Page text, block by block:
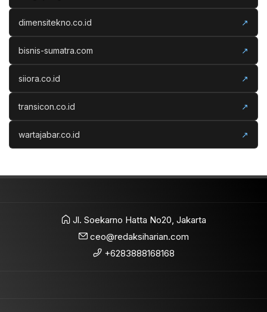
dimensitekno.co.id ↗
bisnis-sumatra.com ↗
siiora.co.id ↗
transicon.co.id ↗
wartajabar.co.id ↗
Jl. Soekarno Hatta No20, Jakarta
ceo@redaksiharian.com
+6283888168168